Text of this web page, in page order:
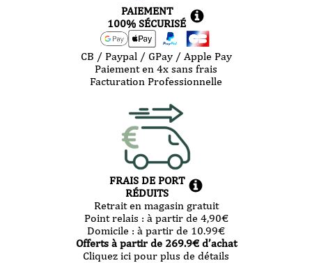
PAIEMENT
100% SÉCURISÉ
CB / Paypal / GPay / Apple Pay
Paiement en 4x sans frais
Facturation Professionnelle
FRAIS DE PORT
RÉDUITS
Retrait en magasin gratuit
Point relais : à partir de 4,90€
Domicile : à partir de 10.99€
Offerts à partir de 269.9€ d’achat
Cliquez ici pour plus de détails